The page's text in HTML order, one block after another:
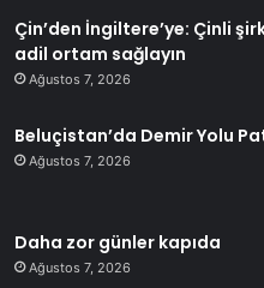
Çin’den İngiltere’ye: Çinli
adil ortam sağlayın
Ağustos 7, 2026
Beluçistan’da Demir Yolu
Ağustos 7, 2026
Daha zor günler kapıda
Ağustos 7, 2026